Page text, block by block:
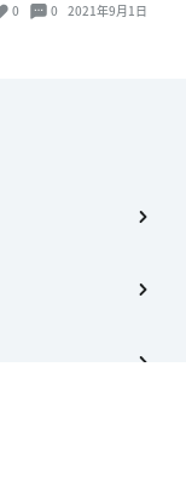
0 0 2021年9月1日